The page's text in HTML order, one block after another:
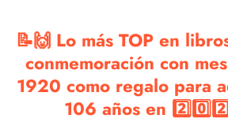
📝🙌 Lo más TOP en
conmemoración con
1920 como regalo para
106 años en